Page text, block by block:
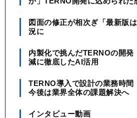
図面の修正が相次ぎ「最新版
況に
内製化で挑んだTERNOの開発
減に徹底したAI活用
TERNO導入で設計の業務時間
今後は業界全体の課題解決へ
インタビュー動画